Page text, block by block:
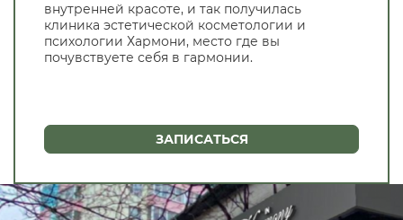
внутренней красоте, и так получилась
клиника эстетической косметологии и
психологии Хармони, место где вы
почувствуете себя в гармонии.
ЗАПИСАТЬСЯ